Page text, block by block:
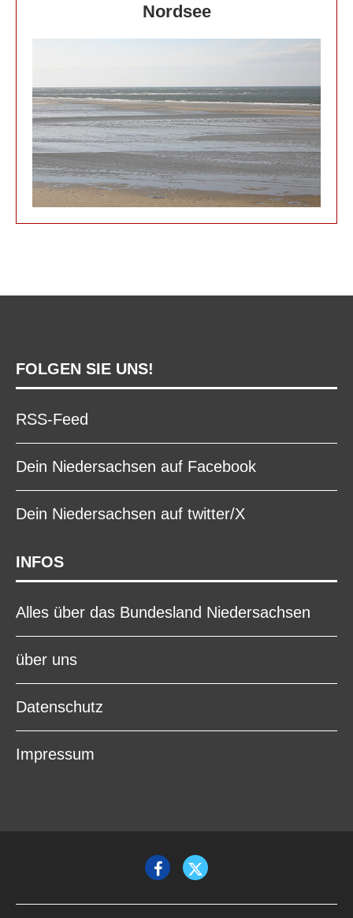
Nordsee
FOLGEN SIE UNS!
RSS-Feed
Dein Niedersachsen auf Facebook
Dein Niedersachsen auf twitter/X
INFOS
Alles über das Bundesland Niedersachsen
über uns
Datenschutz
Impressum